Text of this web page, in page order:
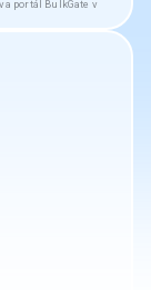
portál BulkGate v